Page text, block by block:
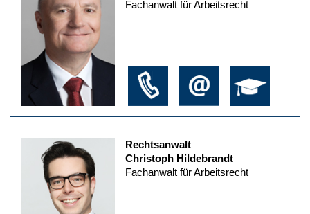
Fachanwalt für Arbeitsrecht
Rechtsanwalt
Christoph Hildebrandt
Fachanwalt für Arbeitsrecht